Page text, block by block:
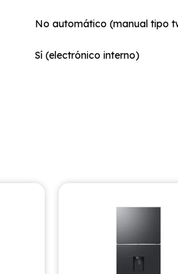
No automático (manual tipo
Sí (electrónico interno)